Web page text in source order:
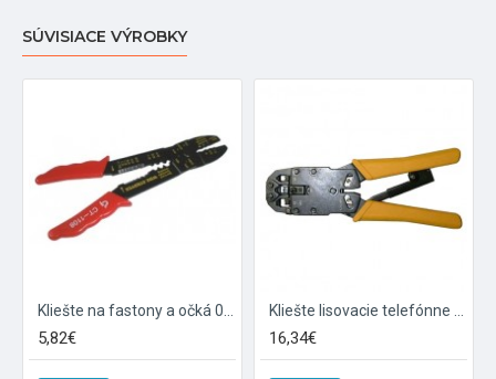
SÚVISIACE VÝROBKY
5,82€ 16,34€